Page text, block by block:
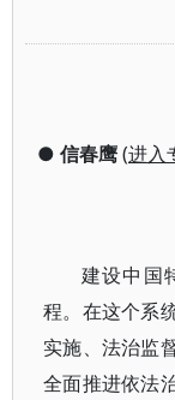
● 信春鹰(进入
建设中国
程。在这个系
实施、法治监
全面推进依法